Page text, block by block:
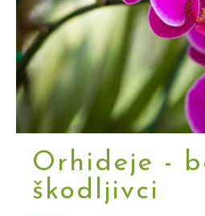
Orhideje -
škodljivci